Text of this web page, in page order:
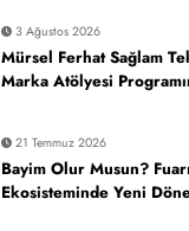
3 Ağustos 2026
Mürsel Ferhat Sağlam
Marka Atölyesi
21 Temmuz 2026
Bayim Olur Musun?
Ekosisteminde Yeni